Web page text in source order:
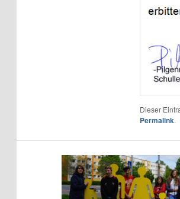
Dieser
Permalink.